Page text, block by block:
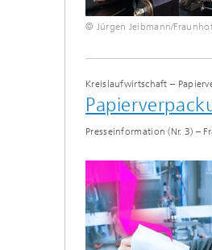
© Jürgen Jeibmann/
Kreislaufwirtschaft –
Presseinformation (Nr. 3) –